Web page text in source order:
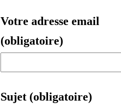
Votre adresse email
(obligatoire)
Sujet (obligatoire)